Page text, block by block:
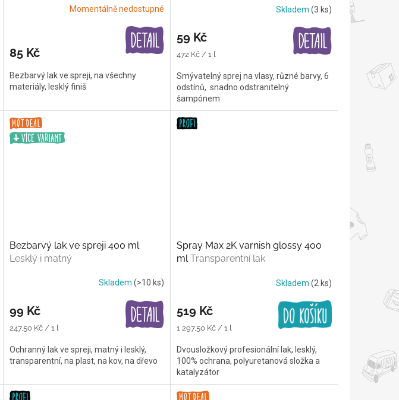
Momentálně nedostupné
85 Kč
Bezbarvý lak ve spreji, na všechny
materiály, lesklý finiš
Skladem (3 ks)
59 Kč
Měrná
472 Kč / 1 l
Smývatelný sprej na vlasy, různé barvy, 6
odstínů, snadno odstranitelný
šampónem
Bezbarvý lak ve spreji 400 ml
Lesklý i matný
Skladem (>10 ks)
99 Kč
Měrná
247,50 Kč / 1 l
Ochranný lak ve spreji, matný i lesklý,
transparentní, na plast, na kov, na dřevo
Spray Max 2K varnish glossy 400
mlTransparentní lak
Skladem (2 ks)
519 Kč
Měrná
1 297,50 Kč / 1 l
Dvousložkový profesionální lak, lesklý,
100% ochrana, polyuretanová složka a
katalyzátor